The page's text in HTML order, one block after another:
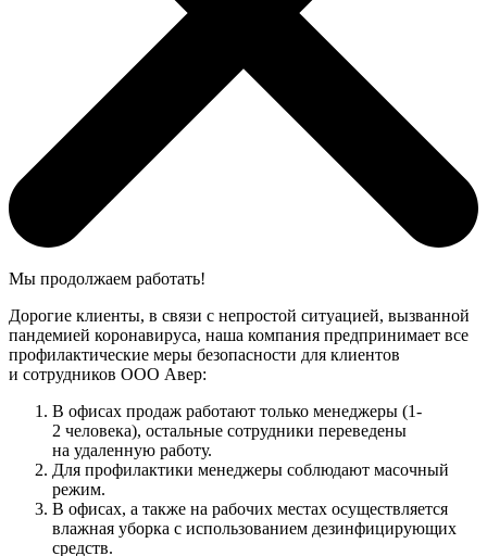
Мы продолжаем работать!
Дорогие клиенты, в связи с непростой ситуацией, вызванной
пандемией коронавируса, наша компания предпринимает все
профилактические меры безопасности для клиентов
и сотрудников ООО Авер:
В офисах продаж работают только менеджеры (1-
2 человека), остальные сотрудники переведены
на удаленную работу.
Для профилактики менеджеры соблюдают масочный
режим.
В офисах, а также на рабочих местах осуществляется
влажная уборка с использованием дезинфицирующих
средств.